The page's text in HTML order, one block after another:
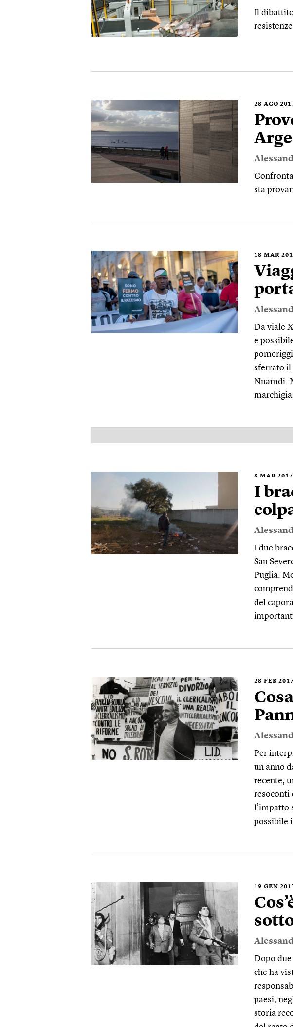
Il
28 AGO
sta
18 MAR
Da viale
è
sferrato il
Nnamdi.
8 MAR 2017
I
I due
San
Puglia.
del
28 FEB 2017
Per
un anno
recente,
resoconti
l’impatto
possibile
19 GEN
Dopo
che ha
paesi,
storia